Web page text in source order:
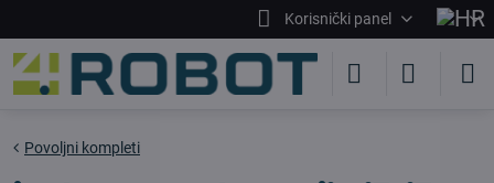
Korisnički panel
Povoljni kompleti